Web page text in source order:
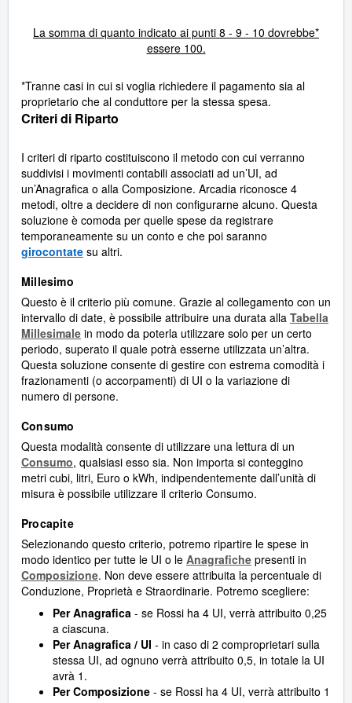
La somma di quanto indicato ai punti 8 - 9 - 10 dovrebbe*
essere 100.
*Tranne casi in cui si voglia richiedere il pagamento sia al
proprietario che al conduttore per la stessa spesa.
Criteri di Riparto
I criteri di riparto costituiscono il metodo con cui verranno
suddivisi i movimenti contabili associati ad un’UI, ad
un’Anagrafica o alla Composizione. Arcadia riconosce 4
metodi, oltre a decidere di non configurarne alcuno. Questa
soluzione è comoda per quelle spese da registrare
temporaneamente su un conto e che poi saranno
girocontate su altri.
Millesimo
Questo è il criterio più comune. Grazie al collegamento con un
intervallo di date, è possibile attribuire una durata alla Tabella
Millesimale in modo da poterla utilizzare solo per un certo
periodo, superato il quale potrà esserne utilizzata un’altra.
Questa soluzione consente di gestire con estrema comodità i
frazionamenti (o accorpamenti) di UI o la variazione di
numero di persone.
Consumo
Questa modalità consente di utilizzare una lettura di un
Consumo, qualsiasi esso sia. Non importa si conteggino
metri cubi, litri, Euro o kWh, indipendentemente dall’unità di
misura è possibile utilizzare il criterio Consumo.
Procapite
Selezionando questo criterio, potremo ripartire le spese in
modo identico per tutte le UI o le Anagrafiche presenti in
Composizione. Non deve essere attribuita la percentuale di
Conduzione, Proprietà e Straordinarie. Potremo scegliere:
Per Anagrafica - se Rossi ha 4 UI, verrà attribuito 0,25
a ciascuna.
Per Anagrafica / UI - in caso di 2 comproprietari sulla
stessa UI, ad ognuno verrà attribuito 0,5, in totale la UI
avrà 1.
Per Composizione - se Rossi ha 4 UI, verrà attribuito 1